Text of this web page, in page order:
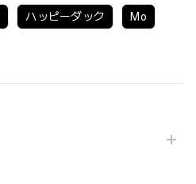
ハッピーダック Mo